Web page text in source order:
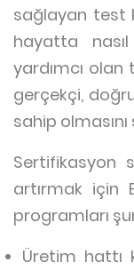
sağlayan test
hayatta
yardımcı
gerçekçi,
sahip
Sertifikasyon
artırmak için
programları
Üretim hattı